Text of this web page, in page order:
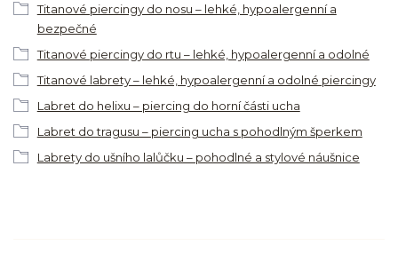
Titanové piercingy do nosu – lehké, hypoalergenní a
bezpečné
Titanové piercingy do rtu – lehké, hypoalergenní a odolné
Titanové labrety – lehké, hypoalergenní a odolné piercingy
Labret do helixu – piercing do horní části ucha
Labret do tragusu – piercing ucha s pohodlným šperkem
Labrety do ušního lalůčku – pohodlné a stylové náušnice